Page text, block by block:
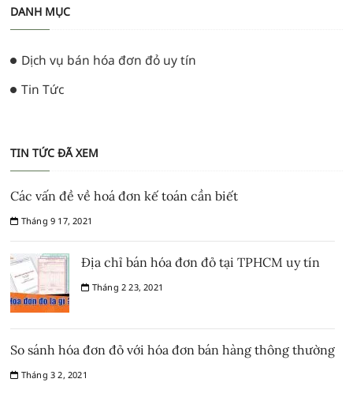
DANH MỤC
Dịch vụ bán hóa đơn đỏ uy tín
Tin Tức
TIN TỨC ĐÃ XEM
Các vấn đề về hoá đơn kế toán cần biết
Tháng 9 17, 2021
Địa chỉ bán hóa đơn đỏ tại TPHCM uy tín
Tháng 2 23, 2021
So sánh hóa đơn đỏ với hóa đơn bán hàng thông thường
Tháng 3 2, 2021